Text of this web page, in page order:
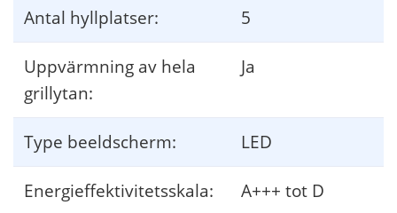
Antal hyllplatser: 5
Uppvärmning av hela
grillytan:
Ja
Type beeldscherm: LED
Energieffektivitetsskala: A+++ tot D